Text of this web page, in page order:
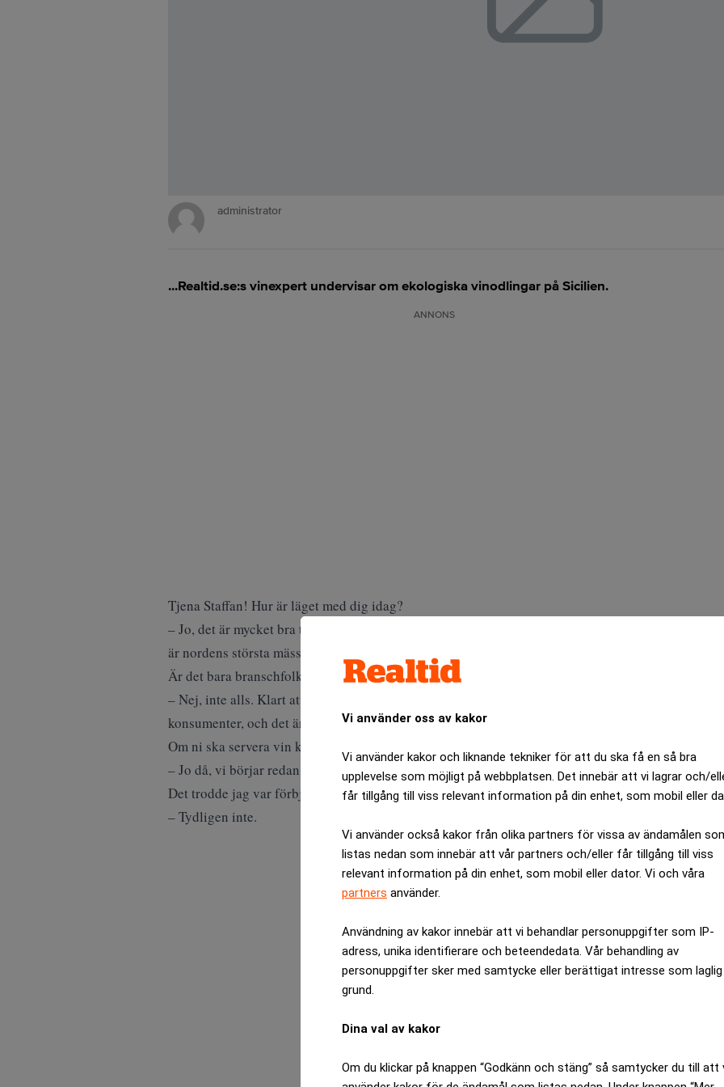
Vi använder oss av kakor
Vi använder kakor och liknande tekniker för att du ska få en så bra
upplevelse som möjligt på webbplatsen. Det innebär att vi lagrar och/
får tillgång till viss relevant information på din enhet, som mobil eller
Vi använder också kakor från olika partners för vissa av ändamålen
listas nedan som innebär att vår partners och/eller får tillgång till viss
relevant information på din enhet, som mobil eller dator. Vi och våra
partners använder.
Användning av kakor innebär att vi behandlar personuppgifter som IP-
adress, unika identifierare och beteendedata. Vår behandling av
personuppgifter sker med samtycke eller berättigat intresse som laglig
grund.
Dina val av kakor
Om du klickar på knappen “Godkänn och stäng” så samtycker du till att
administrator
...Realtid.se:s vinexpert undervisar om ekologiska vinodlingar på Sicilien.
ANNONS
Tjena Staffan! Hur är läget med dig idag?
– Jo, det är mycket bra tack. Står ute i Älvsjö och roddar inför en mässa som börjar på fredag.
är nordens största mässa för mat och dryck. Skulle nog tro att det kommer en jäkla massa
Är det bara branschfolk som dyker upp?
– Nej, inte alls. Klart att det är en hel del människor från Systembolaget och en del
konsumenter, och det är ju kul.
Om ni ska servera vin kan ni förstås inte börja innan klockan 12.
– Jo då, vi börjar redan klockan 10.
Det trodde jag var förbjudet.
– Tydligen inte.
ANNONS